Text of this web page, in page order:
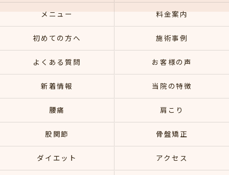
メニュー 料金案内
初めての方へ 施術事例
よくある質問 お客様の声
新着情報 当院の特徴
腰痛 肩こり
股関節 骨盤矯正
ダイエット アクセス